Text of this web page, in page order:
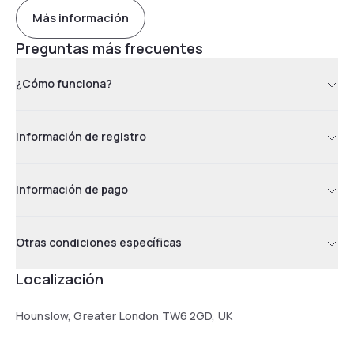
Más información
Preguntas más frecuentes
¿Cómo funciona?
Información de registro
Información de pago
Otras condiciones específicas
Localización
Hounslow, Greater London TW6 2GD, UK